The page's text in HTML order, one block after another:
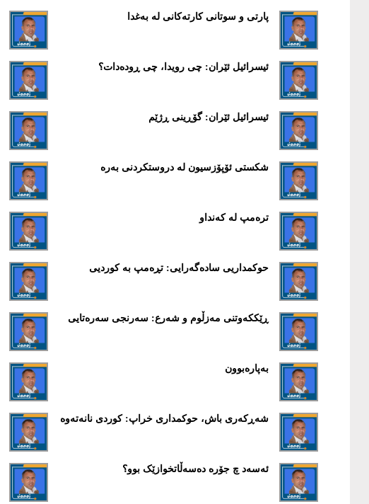
پارتی و سوتانی کارتەکانی لە بەغدا
ئیسرائیل ئێران: چی رویدا، چی ڕودەدات؟
ئیسرائیل ئێران: گۆڕینی ڕژێم
شکستی ئۆپۆزسیون لە دروستکردنی بەرە
ترەمپ لە کەنداو
حوکمداریی سادەگەرایی: تڕەمپ بە کوردیی
ڕێککەوتنی مەزڵوم و شەرع: سەرنجی سەرەتایی
بەپارەبوون
شەڕکەری باش، حوکمداری خراپ: کوردی نانەتەوە
ئەسەد چ جۆرە دەسەڵاتخوازێک بوو؟